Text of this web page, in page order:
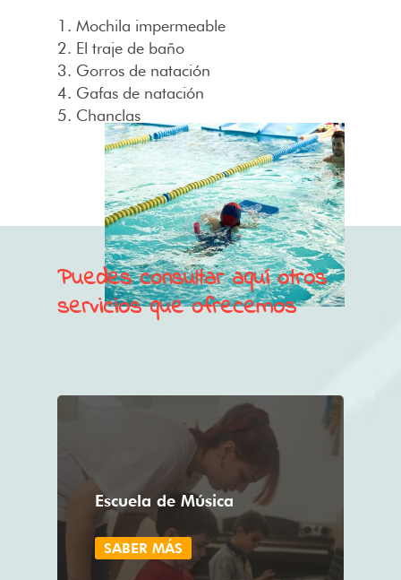
1. Mochila impermeable
2. El traje de baño
3. Gorros de natación
4. Gafas de natación
5. Chanclas
Puedes consultar aquí otros
servicios que ofrecemos
Escuela de Música
SABER MÁS